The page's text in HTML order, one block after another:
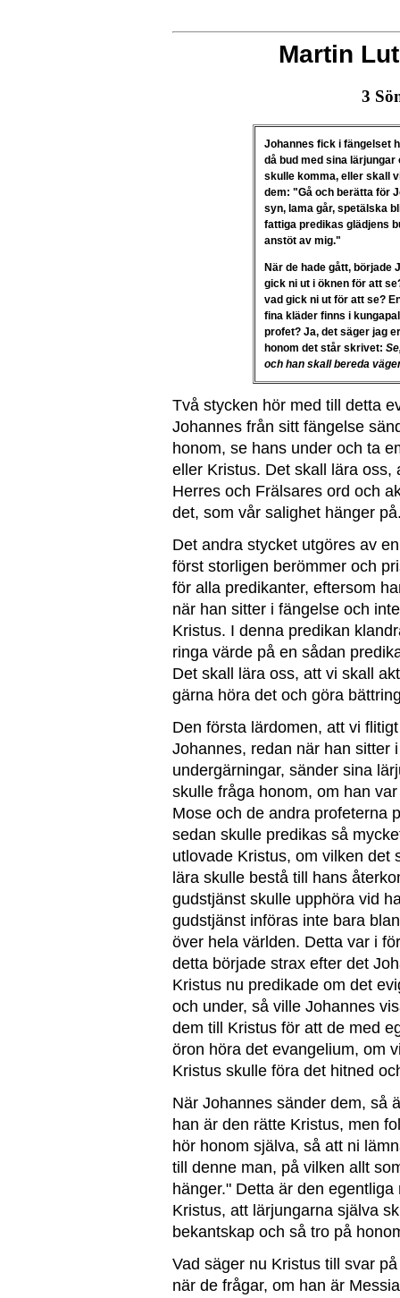
Martin
3
Johannes fick i fängelset
då bud med sina
skulle komma, eller skall
dem: "Gå och berätta för
syn, lama går, spetälska
fattiga predikas glädjens
anstöt av mig."
När de hade gått, började
gick ni ut i öknen för att
vad gick ni ut för att se?
fina kläder finns i
profet? Ja, det säger jag
honom det står skrivet:
och han skall bereda
Två stycken hör med till detta
Johannes från sitt fängelse
honom, se hans under och ta
eller Kristus. Det skall lära
Herres och Frälsares ord och
det, som vår salighet hänger
Det andra stycket utgöres av
först storligen berömmer och
för alla predikanter, eftersom
när han sitter i fängelse och
Kristus. I denna predikan
ringa värde på en sådan
Det skall lära oss, att vi skall
gärna höra det och göra
Den första lärdomen, att vi
Johannes, redan när han sitter
undergärningar, sänder sina
skulle fråga honom, om han
Mose och de andra profeterna
sedan skulle predikas så
utlovade Kristus, om vilken det
lära skulle bestå till hans
gudstjänst skulle upphöra vid
gudstjänst införas inte bara
över hela världen. Detta var i
detta började strax efter det
Kristus nu predikade om det
och under, så ville Johannes
dem till Kristus för att de med
öron höra det evangelium, om
Kristus skulle föra det hitned
När Johannes sänder dem, så
han är den rätte Kristus, men
hör honom själva, så att ni
till denne man, på vilken allt
hänger." Detta är den
Kristus, att lärjungarna själva
bekantskap och så tro på
Vad säger nu Kristus till svar
när de frågar, om han är